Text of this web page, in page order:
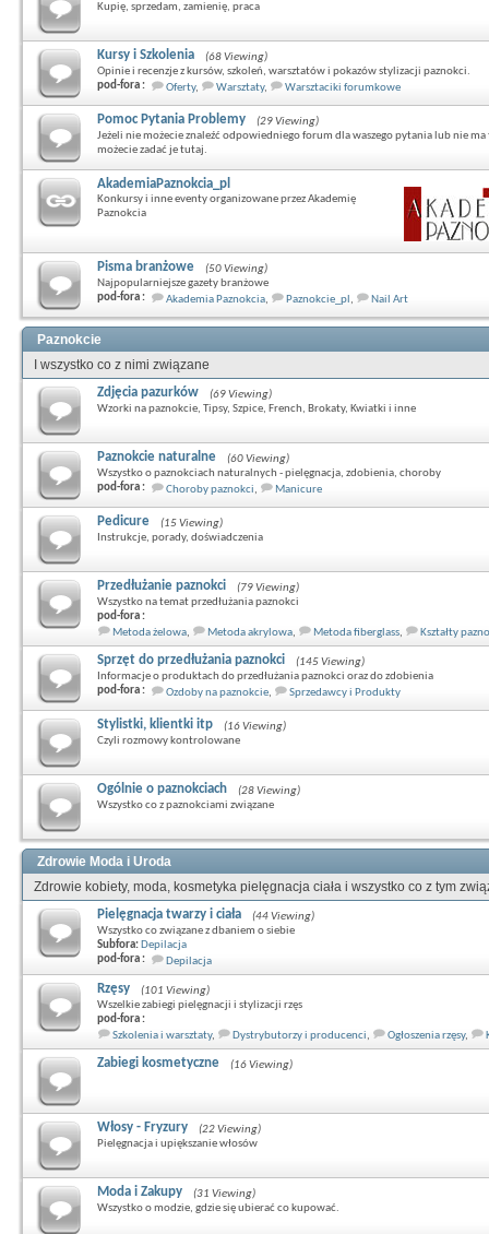
Kupię, sprzedam, zamienię, praca
Kursy i Szkolenia
(68 Viewing)
Opinie i recenzje z kursów, szkoleń, warsztatów i pokazów stylizacji paznokci.
pod-fora :
Oferty, Warsztaty, Warsztaciki forumkowe
Pomoc Pytania Problemy
(29 Viewing)
Jeżeli nie możecie znaleźć odpowiedniego forum dla waszego pytania lub nie ma
możecie zadać je tutaj.
AkademiaPaznokcia_pl
Konkursy i inne eventy organizowane przez Akademię
Paznokcia
Pisma branżowe
(50 Viewing)
Najpopularniejsze gazety branżowe
pod-fora :
Akademia Paznokcia, Paznokcie_pl , Nail Art
Paznokcie
I wszystko co z nimi związane
Zdjęcia pazurków
(69 Viewing)
Wzorki na paznokcie, Tipsy, Szpice, French, Brokaty, Kwiatki i inne
Paznokcie naturalne
(60 Viewing)
Wszystko o paznokciach naturalnych - pielęgnacja, zdobienia, choroby
pod-fora :
Choroby paznokci, Manicure
Pedicure
(15 Viewing)
Instrukcje, porady, doświadczenia
Przedłużanie paznokci
(79 Viewing)
Wszystko na temat przedłużania paznokci
pod-fora :
Metoda żelowa, Metoda akrylowa, Metoda fiberglass, Kształty
Sprzęt do przedłużania paznokci
(145 Viewing)
Informacje o produktach do przedłużania paznokci oraz do zdobienia
pod-fora :
Ozdoby na paznokcie, Sprzedawcy i Produkty
Stylistki, klientki itp
(16 Viewing)
Czyli rozmowy kontrolowane
Ogólnie o paznokciach
(28 Viewing)
Wszystko co z paznokciami związane
Zdrowie Moda i Uroda
Zdrowie kobiety, moda, kosmetyka pielęgnacja ciała i wszystko co z tym
Pielęgnacja twarzy i ciała
(44 Viewing)
Wszystko co związane z dbaniem o siebie
Subfora: Depilacja
pod-fora :
Depilacja
Rzęsy
(101 Viewing)
Wszelkie zabiegi pielęgnacji i stylizacji rzęs
pod-fora :
Szkolenia i warsztaty, Dystrybutorzy i producenci, Ogłoszenia rzęsy,
Zabiegi kosmetyczne (16 Viewing)
Włosy - Fryzury
(22 Viewing)
Pielęgnacja i upiększanie włosów
Moda i Zakupy
(31 Viewing)
Wszystko o modzie, gdzie się ubierać co kupować.